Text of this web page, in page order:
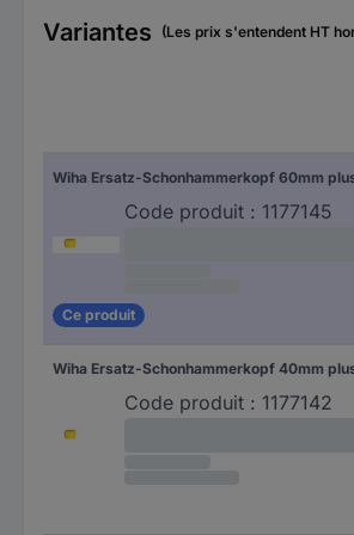
Variantes (Les prix s'entendent HT
Code produit : 1177145
Ce produit
Code produit : 1177142